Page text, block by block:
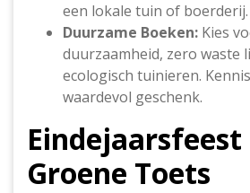
een lokale tuin of boerderij.
Duurzame Boeken: Kies
duurzaamheid, zero waste
ecologisch tuinieren.
waardevol geschenk.
Eindejaarsfeest
Groene Toets